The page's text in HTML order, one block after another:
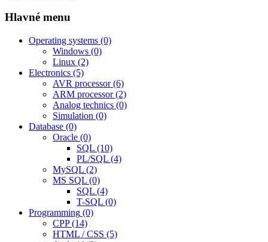
Hlavné menu
Operating systems (0)
Windows (0)
Linux (2)
Electronics (5)
AVR processor(6)
ARM processor(2)
Analog technics (0)
Simulation (0)
Database (0)
Oracle (0)
SQL (10)
PL/SQL (4)
MySQL (2)
MS SQL (0)
SQL (4)
T-SQL (0)
Programming (0)
CPP(14)
HTML / CSS (5)